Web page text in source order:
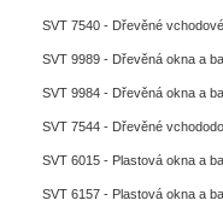
SVT 7540 - Dřevěné
SVT 9989 - Dřevěná okna a
SVT 9984 - Dřevěná okna a
SVT 7544 - Dřevěné
SVT 6015 - Plastová okna a
SVT 6157 - Plastová okna a